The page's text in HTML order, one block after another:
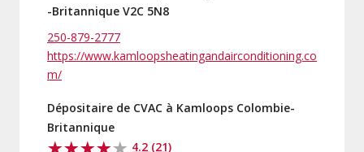
-Britannique V2C 5N8
250-879-2777
https://www.kamloopsheatingandairconditioning.co
m/
Dépositaire de CVAC à Kamloops Colombie-
Britannique
4.2 (21)